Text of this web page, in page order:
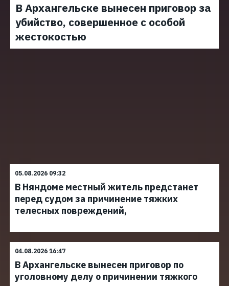
В Архангельске вынесен приговор за
убийство, совершенное с особой
жестокостью
05.08.2026 09:32
В Няндоме местный житель предстанет
перед судом за причинение тяжких
телесных повреждений,
04.08.2026 16:47
В Архангельске вынесен приговор по
уголовному делу о причинении тяжкого